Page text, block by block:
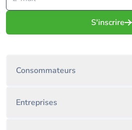
S'inscrire
Consommateurs
Entreprises